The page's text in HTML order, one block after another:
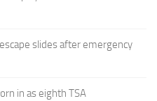
slides after emergency
in as eighth TSA